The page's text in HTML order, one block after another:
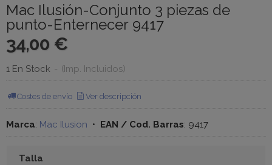
Mac Ilusión-Conjunto 3 piezas de
punto-Enternecer 9417
34,00 €
1 En Stock - (Imp. Incluidos)
Costes de envío Ver descripción
Marca: Mac Ilusion • EAN / Cod. Barras: 9417
Talla